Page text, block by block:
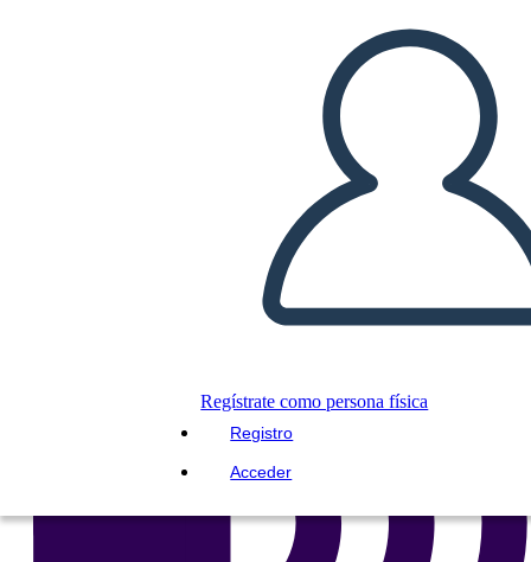
Regístrate como persona física
Registro
Acceder
Persona Info-2
Copie este guión gráfico
CREAR UN GUIÓN GRÁFICO
JUEGO DE DIAPOSITIVAS
LEERME